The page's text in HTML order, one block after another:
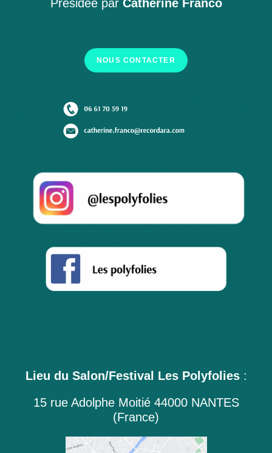
Présidée par Catherine Franco
NOUS CONTACTER
Lieu du Salon/Festival Les Polyfolies:
15 rue Adolphe Moitié 44000 NANTES
(France)